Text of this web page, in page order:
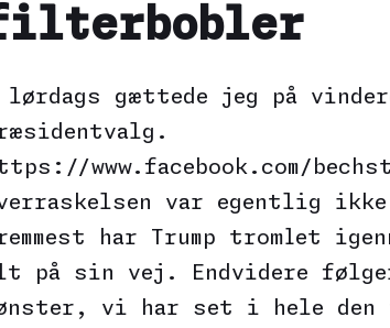
gættede jeg på
www.facebook.com/
var egentlig
har Trump tromlet
på sin vej. Endvidere
vi har set i hele den